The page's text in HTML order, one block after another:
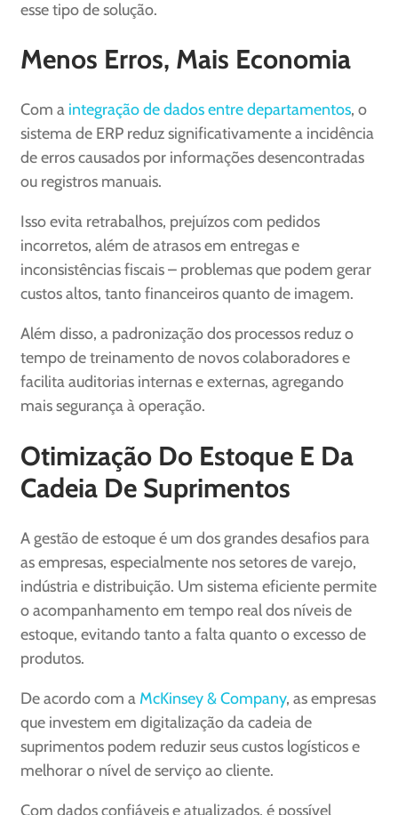
esse tipo de solução.
Menos Erros, Mais Economia
Com a integração de dados entre departamentos, o
sistema de ERP reduz significativamente a incidência
de erros causados por informações desencontradas
ou registros manuais.
Isso evita retrabalhos, prejuízos com pedidos
incorretos, além de atrasos em entregas e
inconsistências fiscais – problemas que podem gerar
custos altos, tanto financeiros quanto de imagem.
Além disso, a padronização dos processos reduz o
tempo de treinamento de novos colaboradores e
facilita auditorias internas e externas, agregando
mais segurança à operação.
Otimização Do Estoque E Da
Cadeia De Suprimentos
A gestão de estoque é um dos grandes desafios para
as empresas, especialmente nos setores de varejo,
indústria e distribuição. Um sistema eficiente permite
o acompanhamento em tempo real dos níveis de
estoque, evitando tanto a falta quanto o excesso de
produtos.
De acordo com a McKinsey & Company, as empresas
que investem em digitalização da cadeia de
suprimentos podem reduzir seus custos logísticos e
melhorar o nível de serviço ao cliente.
Com dados confiáveis e atualizados, é possível